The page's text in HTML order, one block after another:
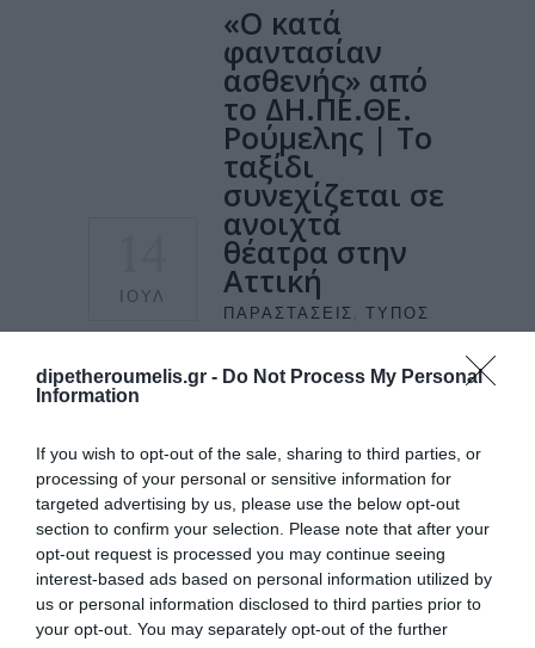
dipetheroumelis.gr - Do Not Process My Personal
Information
If you wish to opt-out of the sale, sharing to third parties, or
processing of your personal or sensitive information for
targeted advertising by us, please use the below opt-out
section to confirm your selection. Please note that after your
opt-out request is processed you may continue seeing
interest-based ads based on personal information utilized by
us or personal information disclosed to third parties prior to
your opt-out. You may separately opt-out of the further
ΙΟΎΛ
«Ο κατά
φαντασίαν
ασθενής» από
το ΔΗ.ΠΕ.ΘΕ.
Ρούμελης | Το
ταξίδι
συνεχίζεται σε
ανοιχτά
θέατρα στην
Αττική
ΠΑΡΑΣΤΆΣΕΙΣ ,ΤΎΠΟΣ
https://www.thelook.gr/theatro/theatrika-
the-roumelis-to-taxidi-synechizetai-se-
anoichta-theatra-stin-attiki/
ΔΙΑΒΆΣΤΕ ΠΕΡΙΣΣΌΤΕΡΑ